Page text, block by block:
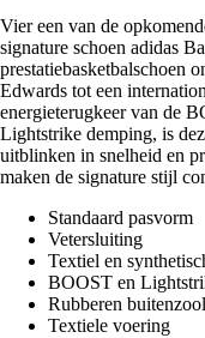
Vier een van de
signature schoen adidas
prestatiebasketbalschoen
Edwards tot een
energieterugkeer van de
Lightstrike demping, is
uitblinken in snelheid en
maken de signature stijl
Standaard pasvorm
Vetersluiting
Textiel en
BOOST en
Rubberen buitenzool
Textiele voering